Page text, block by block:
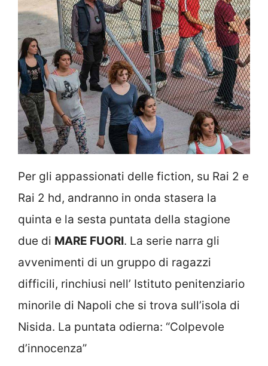
Per gli appassionati delle fiction, su Rai 2 e
Rai 2 hd, andranno in onda stasera la
quinta e la sesta puntata della stagione
due di MARE FUORI. La serie narra gli
avvenimenti di un gruppo di ragazzi
difficili, rinchiusi nell’ Istituto penitenziario
minorile di Napoli che si trova sull’isola di
Nisida. La puntata odierna: “Colpevole
d’innocenza”